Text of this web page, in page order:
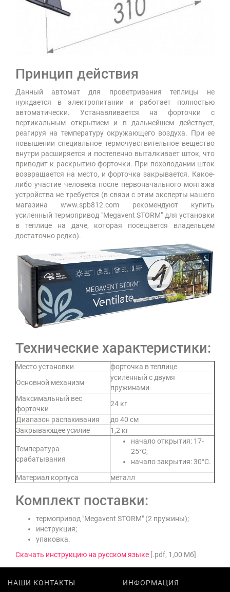
Принцип действия
Данный автомат для проветривания теплицы не
нуждается в электропитании и работает полностью
автоматически. Устанавливается на форточки с
вертикальным открытием и в дальнейшем действует,
реагируя на температуру окружающего воздуха. При ее
повышении специальное термочувствительное вещество
внутри расширяется и постепенно выталкивает шток, что
приводит к раскрытию форточки. При похолодании шток
возвращается на место, и форточка закрывается. Какое-
либо участие человека после первоначального монтажа
устройства не требуется (в связи с этим эксперты нашего
магазина www.spb812.com рекомендуют купить
усиленный термопривод "Megavent STORM" для установки
в теплице на даче, которая посещается владельцем
достаточно редко).
Технические характеристики:
Место установки
форточка в теплице
Основной механизм
усиленный с двумя
пружинами
Максимальный вес
форточки
24 кг
Диапазон распахивания
до 40 см
Закрывающее усилие
1,2 кг
Температура
срабатывания
начало открытия: 17-
25°C;
начало закрытия: 30°C.
Материал корпуса
металл
Комплект поставки:
термопривод "Megavent STORM" (2 пружины);
инструкция;
упаковка.
Скачать инструкцию на русском языке [.pdf, 1,00 Мб]
НАШИ КОНТАКТЫ
ИНФОРМАЦИЯ